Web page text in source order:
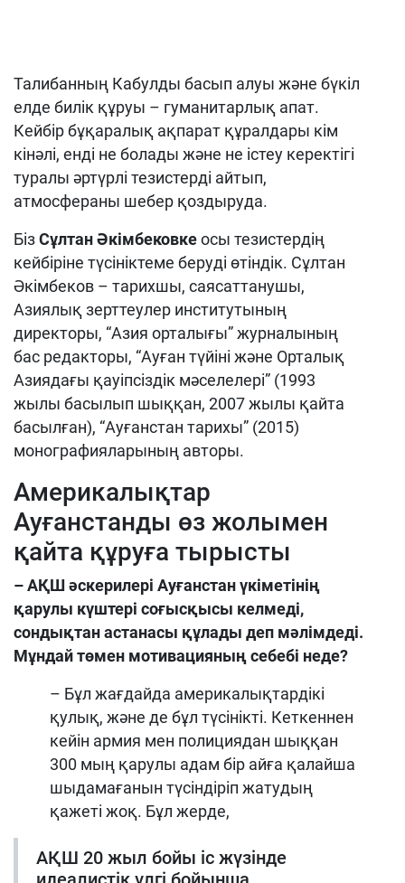
Талибанның Кабулды басып алуы және бүкіл
елде билік құруы – гуманитарлық апат.
Кейбір бұқаралық ақпарат құралдары кім
кінәлі, енді не болады және не істеу керектігі
туралы әртүрлі тезистерді айтып,
атмосфераны шебер қоздыруда.
БізСұлтан Әкімбековкеосы тезистердің
кейбіріне түсініктеме беруді өтіндік. Сұлтан
Әкімбеков – тарихшы, саясаттанушы,
Азиялық зерттеулер институтының
директоры, “Азия орталығы” журналының
бас редакторы, “Ауған түйіні және Орталық
Азиядағы қауіпсіздік мәселелері” (1993
жылы басылып шыққан, 2007 жылы қайта
басылған), “Ауғанстан тарихы” (2015)
монографияларының авторы.
Америкалықтар
Ауғанстанды өз жолымен
қайта құруға тырысты
– АҚШ әскерилері Ауғанстан үкіметінің
қарулы күштері соғысқысы келмеді,
сондықтан астанасы құлады деп мәлімдеді.
Мұндай төмен мотивацияның себебі неде?
– Бұл жағдайда америкалықтардікі
қулық, және де бұл түсінікті. Кеткеннен
кейін армия мен полициядан шыққан
300 мың қарулы адам бір айға қалайша
шыдамағанын түсіндіріп жатудың
қажеті жоқ. Бұл жерде,
АҚШ 20 жыл бойы іс жүзінде